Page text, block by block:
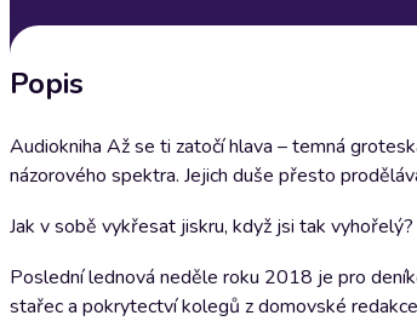
Popis
Audiokniha Až se ti zatočí hlava – temná
názorového spektra. Jejich duše přesto
Jak v sobě vykřesat jiskru, když jsi tak vyhořelý?
Poslední lednová neděle roku 2018 je pro
stařec a pokrytectví kolegů z domovské